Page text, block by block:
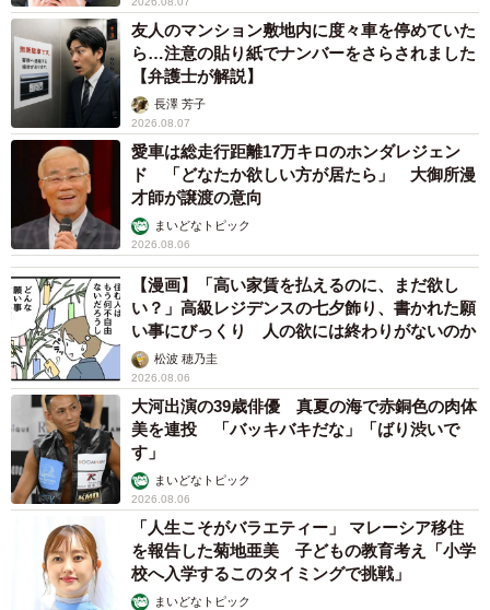
友人のマンション敷地内に度々車を停めていた
ら…注意の貼り紙でナンバーをさらされました
【弁護士が解説】
長澤 芳子
2026.08.07
愛車は総走行距離17万キロのホンダレジェン
ド 「どなたか欲しい方が居たら」 大御所漫
才師が譲渡の意向
まいどなトピック
2026.08.06
【漫画】「高い家賃を払えるのに、まだ欲し
い？」高級レジデンスの七夕飾り、書かれた願
い事にびっくり 人の欲には終わりがないのか
松波 穂乃圭
2026.08.06
大河出演の39歳俳優 真夏の海で赤銅色の肉体
美を連投 「バッキバキだな」「ばり渋いで
す」
まいどなトピック
2026.08.06
「人生こそがバラエティー」 マレーシア移住
を報告した菊地亜美 子どもの教育考え「小学
校へ入学するこのタイミングで挑戦」
まいどなトピック